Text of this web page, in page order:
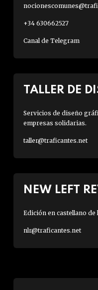
+34 630662527
Canal de Telegram
TALLER DE
Servicios de diseño
empresas solidarias.
taller@traficantes.net
NEW LEFT
Edición en castellano de
nlr@traficantes.net